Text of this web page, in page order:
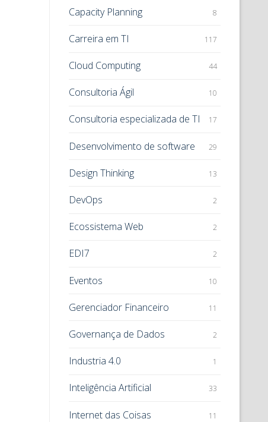
Capacity Planning 8
Carreira em TI 117
Cloud Computing 44
Consultoria Ágil 10
Consultoria especializada de TI 17
Desenvolvimento de software 29
Design Thinking 13
DevOps 2
Ecossistema Web 2
EDI7 2
Eventos 10
Gerenciador Financeiro 11
Governança de Dados 2
Industria 4.0 1
Inteligência Artificial 33
Internet das Coisas 11